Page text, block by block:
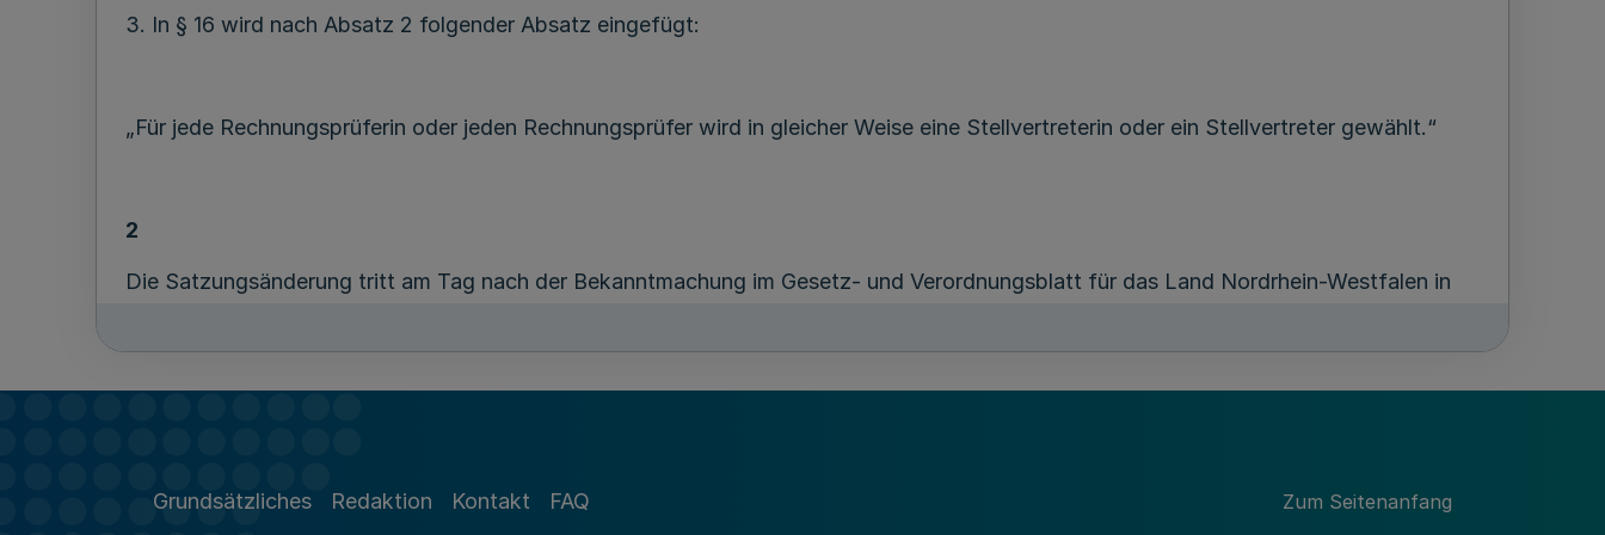
3. In § 16 wird nach Absatz 2 folgender Absatz eingefügt:
„Für jede Rechnungsprüferin oder jeden Rechnungsprüfer wird in gleicher Weise eine Stellvertreterin oder ein Stellvertreter gewählt.“
2
Die Satzungsänderung tritt am Tag nach der Bekanntmachung im Gesetz- und Verordnungsblatt für das Land Nordrhein-Westfalen in
Grundsätzliches Redaktion Kontakt FAQ Zum Seitenanfang